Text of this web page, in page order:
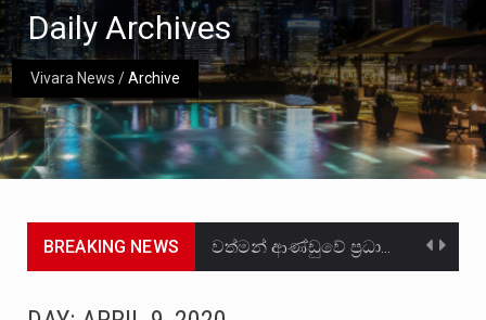
Vivara News /Archive
Daily Archives
BREAKING NEWS වත්මන් ආණ්ඩුවේ ප්‍රධාන පාර්ශවකරුවා වන ජනතා විමුක්ති පෙරමුණේ කාලයක පටන් තිබුණු ප්‍රධාන සටන් පාඨයක් වූවේ…